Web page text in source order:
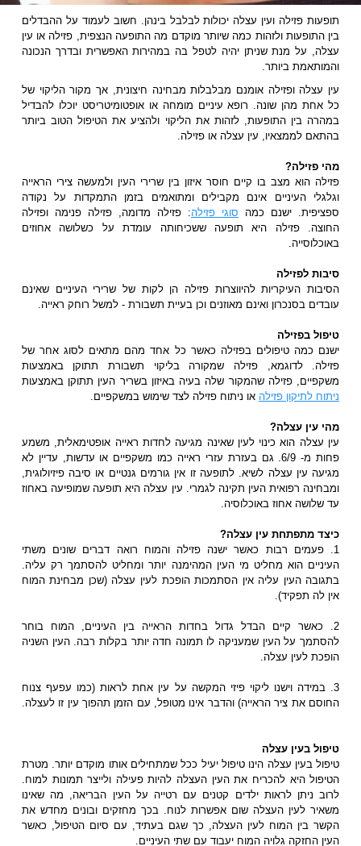
תופעות פזילה ועין עצלה יכולות לבלבל בינהן. חשוב לעמוד על ההבדלים
בין התופעות ולזהות כמה שיותר מוקדם מה התופעה הנצפית, פזילה או עין
עצלה, על מנת שניתן יהיה לטפל בה במהירות האפשרית ובדרך הנכונה
והמותאמת ביותר.
עין עצלה ופזילה אומנם מבלבלות מבחינה חיצונית, אך מקור הליקוי של
כל אחת מהן שונה. רופא עיניים מומחה או אופטומיטריסט יוכלו להבדיל
במהרה בין התופעות, לזהות את הליקוי ולהציע את הטיפול הטוב ביותר
בהתאם לממצאיו, עין עצלה או פזילה.
מהי פזילה?
פזילה הוא מצב בו קיים חוסר איזון בין שרירי העין ולמעשה צירי הראייה
וגלגלי העיניים אינם מקבילים ומתואמים בזמן התמקדות על נקודה
ספציפית. ישנם כמה סוגי פזילה: פזילה מדומה, פזילה פנימה ופזילה
החוצה. פזילה היא תופעה ששכיחותה עומדת על כשלושה אחוזים
באוכלוסייה.
סיבות לפזילה
הסיבות העיקריות להיווצרות פזילה הן לקות של שרירי העיניים שאינם
עובדים בסנכרון ואינם מאוזנים וכן בעיית תשבורת - למשל רוחק ראייה.
טיפול בפזילה
ישנם כמה טיפולים בפזילה כאשר כל אחד מהם מתאים לסוג אחר של
פזילה. לדוגמא, פזילה שמקורה בליקוי תשבורת תתוקן באמצעות
משקפיים, פזילה שהמקור שלה בעיה באיזון בשריר העין תתוקן באמצעות
ניתוח לתיקון פזילה או ניתוח פזילה לצד שימוש במשקפיים.
מהי עין עצלה?
עין עצלה הוא כינוי לעין שאינה מגיעה לחדות ראייה אופטימאלית, משמע
פחות מ- 6/9. גם בעזרת עזרי ראייה כמו משקפיים או עדשות, עדיין לא
מגיעה עין עצלה לשיא. לתופעה זו אין גורמים גנטיים או סיבה פיזיולוגית,
ומבחינה רפואית העין תקינה לגמרי. עין עצלה היא תופעה שמופיעה באחוז
עד שלושה אחוז באוכלוסיה.
כיצד מתפתחת עין עצלה?
1. פעמים רבות כאשר ישנה פזילה והמוח רואה דברים שונים משתי
העיניים הוא מחליט מי העין המהימנה יותר ומחליט להסתמך רק עליה.
בתגובה העין עליה אין הסתמכות הופכת לעין עצלה (שכן מבחינת המוח
אין לה תפקיד).
2. כאשר קיים הבדל גדול בחדות הראייה בין העיניים, המוח בוחר
להסתמך על העין שמעניקה לו תמונה חדה יותר בקלות רבה. העין השניה
הופכת לעין עצלה.
3. במידה וישנו ליקוי פיזי המקשה על עין אחת לראות (כמו עפעף צנוח
החוסם את ציר הראייה) והדבר אינו מטופל, עם הזמן תהפוך עין זו לעצלה.
טיפול בעין עצלה
טיפול בעין עצלה הינו טיפול יעיל ככל שמתחילים אותו מוקדם יותר. מטרת
הטיפול היא להכריח את העין העצלה להיות פעילה ולייצר תמונות למוח.
לרוב ניתן לראות ילדים קטנים עם רטייה על העין הבריאה, מה שאינו
משאיר לעין העצלה שום אפשרות לנוח. בכך מחזקים ובונים מחדש את
הקשר בין המוח לעין העצלה, כך שגם בעתיד, עם סיום הטיפול, כאשר
העין החזקה גלויה המוח יעבוד עם שתי העיניים.